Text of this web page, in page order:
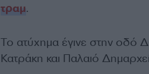
τραμ.
Το ατύχημα έγινε στην οδό
Κατράκη και Παλαιό